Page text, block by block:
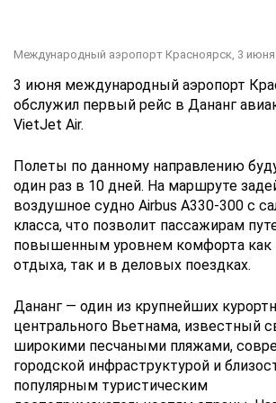
Международный аэропорт Красноярск, 3 июня
3 июня международный аэропорт
обслужил первый рейс в Дананг
VietJet Air.
Полеты по данному направлению
один раз в 10 дней. На маршруте
воздушное судно Airbus A330-300 с
класса, что позволит пассажирам
повышенным уровнем комфорта как
отдыха, так и в деловых поездках.
Дананг — один из крупнейших
центрального Вьетнама, известный
широкими песчаными пляжами,
городской инфраструктурой и
популярным туристическим